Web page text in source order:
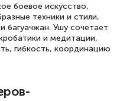
пройти
боевое искусство,
техники и стили,
багуачжан. Ушу сочетает
и медитации,
гибкость, координацию